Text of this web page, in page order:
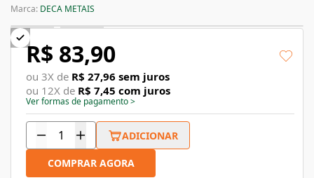
Marca: DECA METAIS
R$ 83,90
ou 3X de R$ 27,96 sem juros
ou 12X de R$ 7,45 com juros
Ver formas de pagamento>
ADICIONAR
COMPRAR AGORA